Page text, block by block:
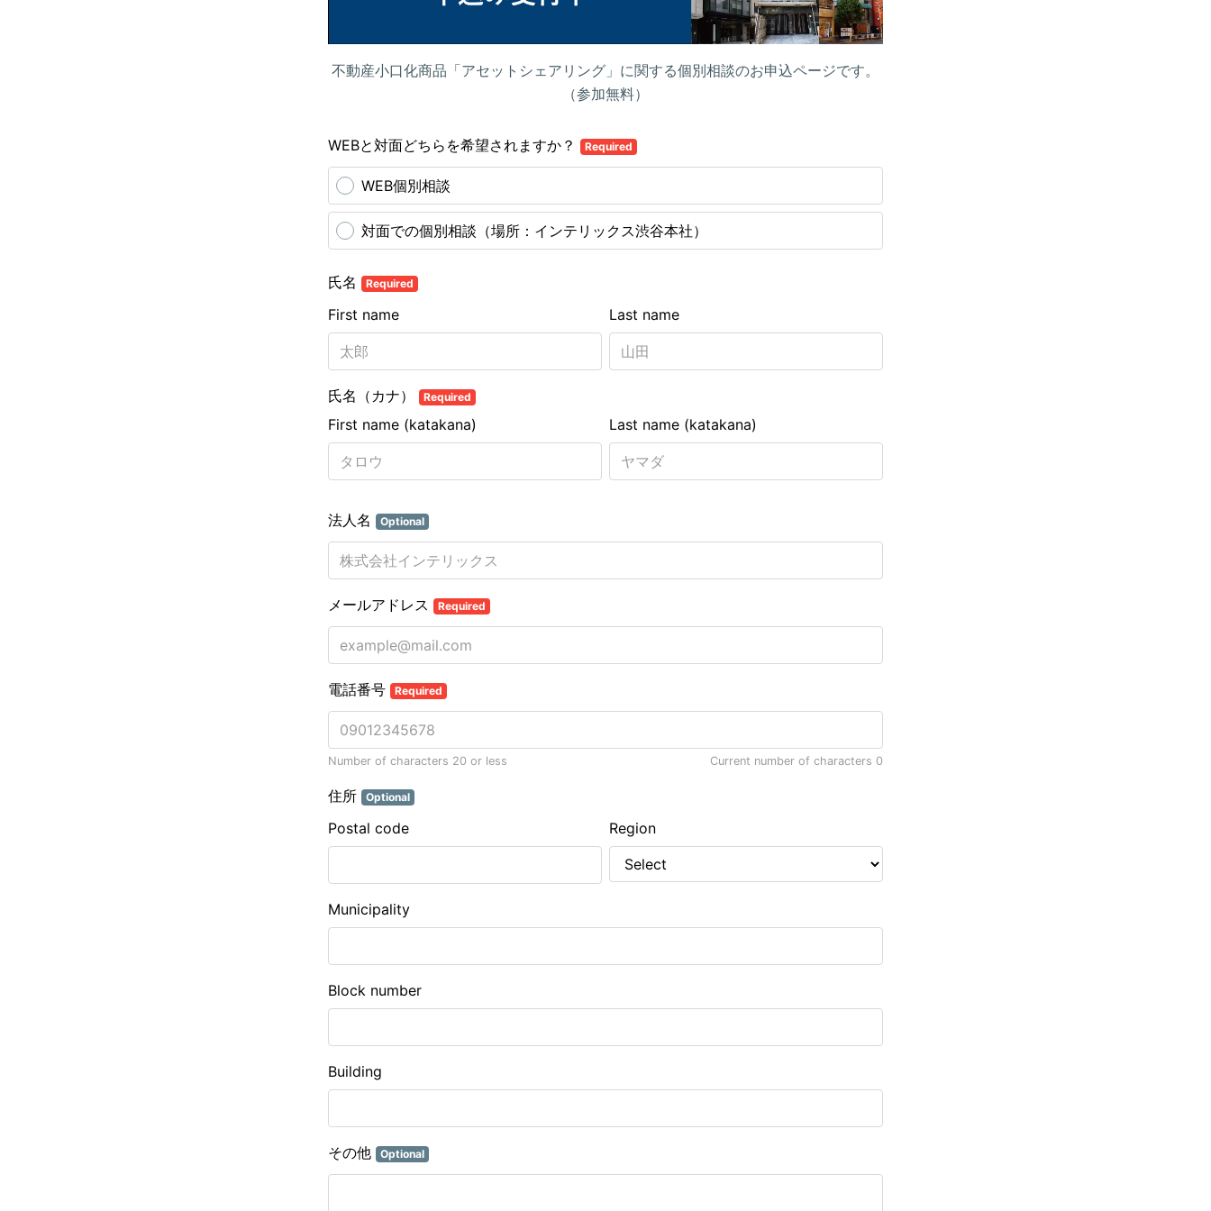
不動産小口化商品「アセットシェアリング」に関する個別相談のお申込ページです。
（参加無料）
WEBと対面どちらを希望されますか？ Required
WEB個別相談
対面での個別相談（場所：インテリックス渋谷本社）
氏名 Required
Last name
First name
氏名（カナ） Required
Last name (katakana)
First name (katakana)
法人名 Optional
メールアドレス Required
電話番号 Required
Number of characters 20 or less Current number of characters 0
住所 Optional
Postal code Region
Municipality
Block number
Building
その他 Optional